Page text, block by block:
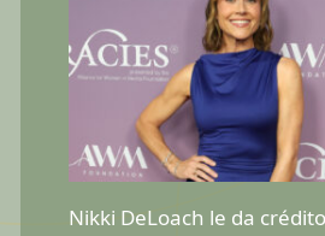
Nikki DeLoach le da